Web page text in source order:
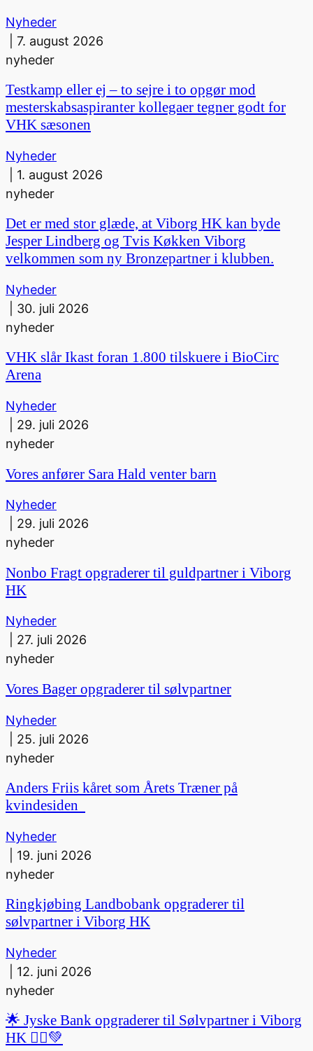
Nyheder
7. august 2026
nyheder
Testkamp eller ej – to sejre i to opgør mod
mesterskabsaspiranter kollegaer tegner godt for
VHK sæsonen
Nyheder
1. august 2026
nyheder
Det er med stor glæde, at Viborg HK kan byde
Jesper Lindberg og Tvis Køkken Viborg
velkommen som ny Bronzepartner i klubben.
Nyheder
30. juli 2026
nyheder
VHK slår Ikast foran 1.800 tilskuere i BioCirc
Arena
Nyheder
29. juli 2026
nyheder
Vores anfører Sara Hald venter barn
Nyheder
29. juli 2026
nyheder
Nonbo Fragt opgraderer til guldpartner i Viborg
HK
Nyheder
27. juli 2026
nyheder
Vores Bager opgraderer til sølvpartner
Nyheder
25. juli 2026
nyheder
Anders Friis kåret som Årets Træner på
kvindesiden
Nyheder
19. juni 2026
nyheder
Ringkjøbing Landbobank opgraderer til
sølvpartner i Viborg HK
Nyheder
12. juni 2026
nyheder
🌟 Jyske Bank opgraderer til Sølvpartner i Viborg
HK 🤾‍♀️💚